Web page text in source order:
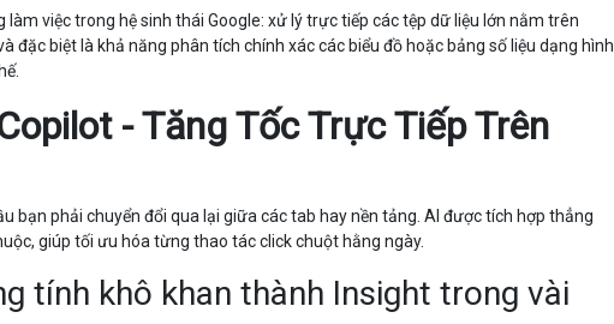
việc trong hệ sinh thái Google: xử lý trực tiếp các tệp dữ liệu lớn nằm trên
đặc biệt là khả năng phân tích chính xác các biểu đồ hoặc bảng số liệu dạng hình
- Tăng Tốc Trực Tiếp Trên
bạn phải chuyển đổi qua lại giữa các tab hay nền tảng. AI được tích hợp thẳng
giúp tối ưu hóa từng thao tác click chuột hằng ngày.
tính khô khan thành Insight trong vài